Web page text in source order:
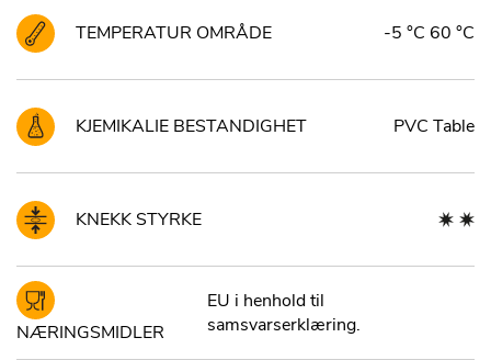
TEMPERATUR OMRÅDE -5 °C 60 °C
KJEMIKALIE BESTANDIGHET PVC Table
KNEKK STYRKE
NÆRINGSMIDLER
EU i henhold til
samsvarserklæring.